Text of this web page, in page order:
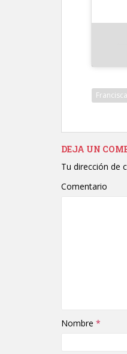
DEJA UN
Tu dirección de
Comentario
Nombre *